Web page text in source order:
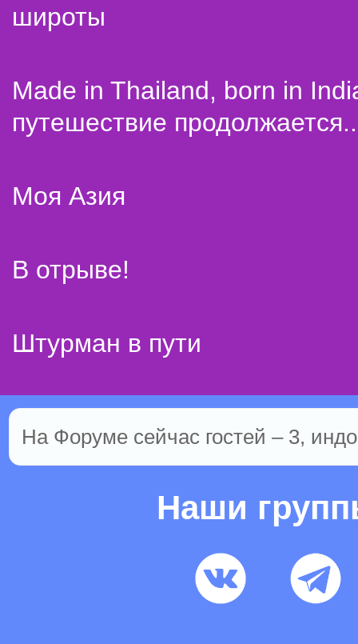
широты
Made in Thailand, born in
путешествие
Моя Азия
В отрыве!
Штурман в пути
На Форуме сейчас гостей – 3,
Наши